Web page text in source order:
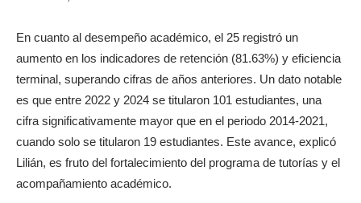
En cuanto al desempeño académico, el 25 registró un
aumento en los indicadores de retención (81.63%) y eficiencia
terminal, superando cifras de años anteriores. Un dato notable
es que entre 2022 y 2024 se titularon 101 estudiantes, una
cifra significativamente mayor que en el periodo 2014-2021,
cuando solo se titularon 19 estudiantes. Este avance, explicó
Lilián, es fruto del fortalecimiento del programa de tutorías y el
acompañamiento académico.